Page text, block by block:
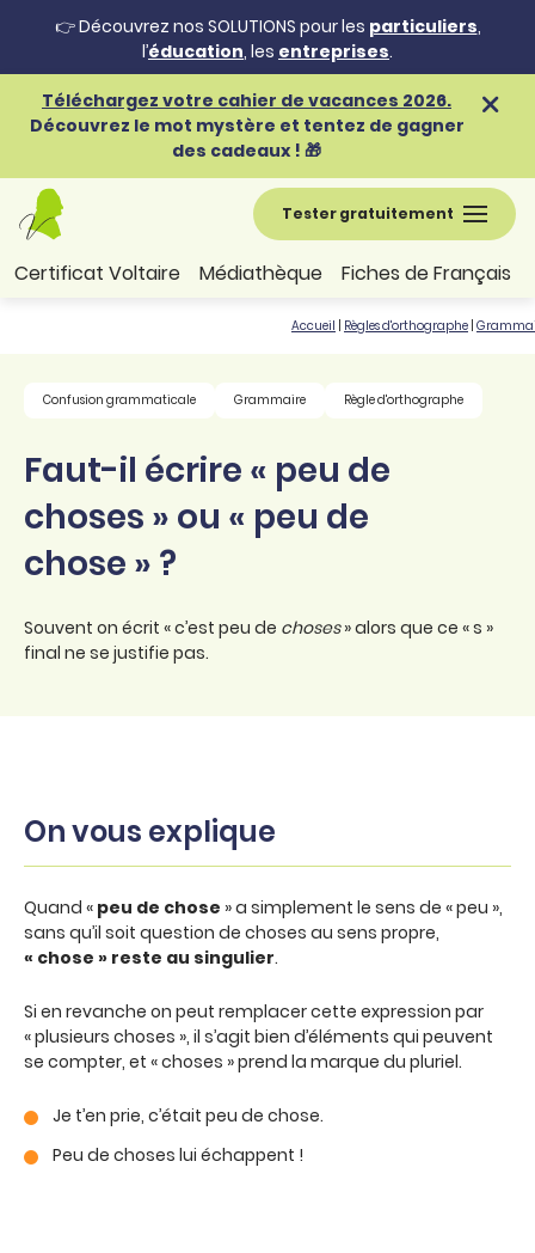
👉 Découvrez nos SOLUTIONS pour les particuliers,
l’éducation, les entreprises.
Téléchargez votre cahier de vacances 2026.
Découvrez le mot mystère et tentez de gagner
des cadeaux ! 🎁
Tester gratuitement
Certificat Voltaire Médiathèque Fiches de Français
Accueil Règles d'orthographe
Confusion grammaticale Grammaire Règle d'orthographe
Faut-il écrire « peu de
choses » ou « peu de
chose » ?
Souvent on écrit « c’est peu de choses» alors que ce « s »
final ne se justifie pas.
On vous explique
Quand « peu de chose » a simplement le sens de « peu »,
sans qu’il soit question de choses au sens propre,
« chose » reste au singulier.
Si en revanche on peut remplacer cette expression par
« plusieurs choses », il s’agit bien d’éléments qui peuvent
se compter, et « choses » prend la marque du pluriel.
Je t’en prie, c’était peu de chose.
Peu de choses lui échappent !